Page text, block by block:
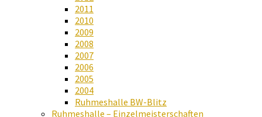
2011
2010
2009
2008
2007
2006
2005
2004
Ruhmeshalle BW-Blitz
Ruhmeshalle – Einzelmeisterschaften